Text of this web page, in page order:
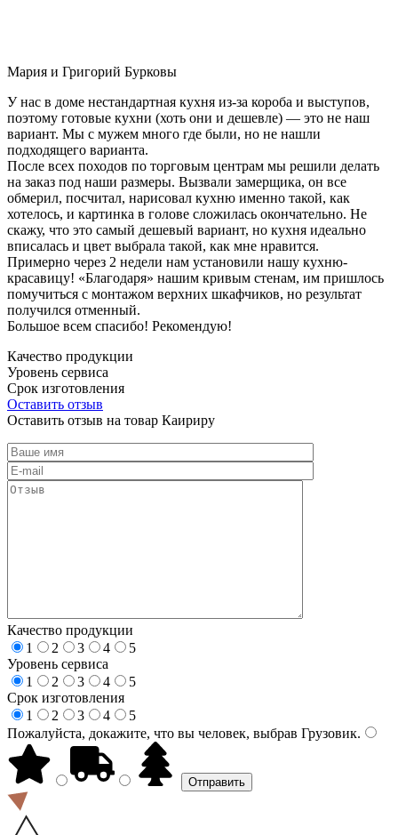
Мария и Григорий Бурковы
У нас в доме нестандартная кухня из-за короба и выступов,
поэтому готовые кухни (хоть они и дешевле) — это не наш
вариант. Мы с мужем много где были, но не нашли
подходящего варианта.
После всех походов по торговым центрам мы решили делать
на заказ под наши размеры. Вызвали замерщика, он все
обмерил, посчитал, нарисовал кухню именно такой, как
хотелось, и картинка в голове сложилась окончательно. Не
скажу, что это самый дешевый вариант, но кухня идеально
вписалась и цвет выбрала такой, как мне нравится.
Примерно через 2 недели нам установили нашу кухню-
красавицу! «Благодаря» нашим кривым стенам, им пришлось
помучиться с монтажом верхних шкафчиков, но результат
получился отменный.
Большое всем спасибо! Рекомендую!
Качество продукции
Уровень сервиса
Срок изготовления
Оставить отзыв
Оставить отзыв на товар Каириру
Качество продукции
1
2 3 4
5
Уровень сервиса
1
2 3 4
5
Срок изготовления
1
2 3 4
5
Пожалуйста, докажите, что вы человек, выбрав Грузовик.